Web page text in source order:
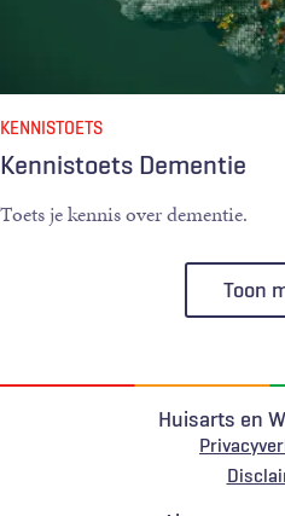
Kennistoets Dementie
KENNISTOETS
Toets je kennis over dementie.
Toon
Huisarts en